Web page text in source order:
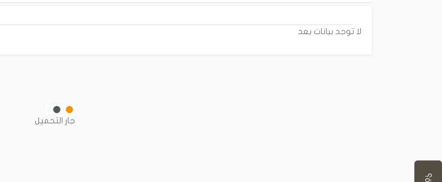
لا توجد بيانات بعد
جار التحميل